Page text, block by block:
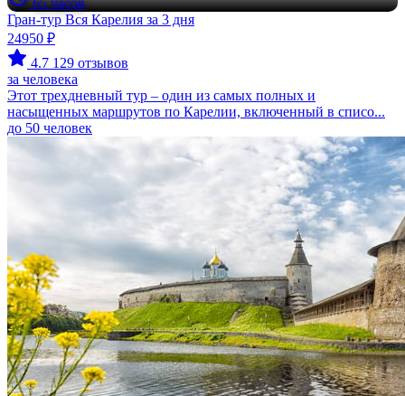
Гран-тур Вся Карелия за 3 дня
24950 ₽
4.7 129 отзывов
за человека
Этот трехдневный тур – один из самых полных и
насыщенных маршрутов по Карелии, включенный в списо...
до 50 человек